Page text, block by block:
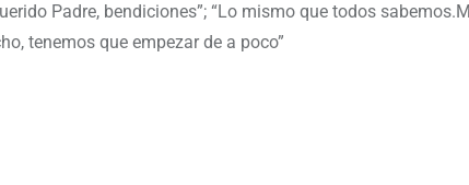
Padre, bendiciones”; “Lo mismo que todos
tenemos que empezar de a poco”